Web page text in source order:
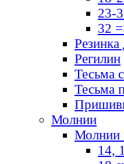
23-
32
Резинка
Регилин
Тесьма
Тесьма
Молнии
Молнии
14,